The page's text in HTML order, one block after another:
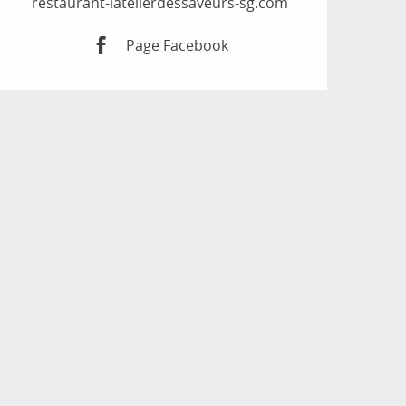
Page Facebook